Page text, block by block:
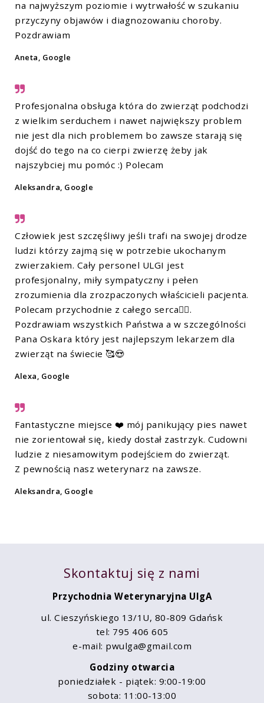
na najwyższym poziomie i wytrwałość w szukaniu
przyczyny objawów i diagnozowaniu choroby.
Pozdrawiam
Aneta, Google
Profesjonalna obsługa która do zwierząt podchodzi
z wielkim serduchem i nawet największy problem
nie jest dla nich problemem bo zawsze starają się
dojść do tego na co cierpi zwierzę żeby jak
najszybciej mu pomóc :) Polecam
Aleksandra, Google
Człowiek jest szczęśliwy jeśli trafi na swojej drodze
ludzi którzy zajmą się w potrzebie ukochanym
zwierzakiem. Cały personel ULGI jest
profesjonalny, miły sympatyczny i pełen
zrozumienia dla zrozpaczonych właścicieli pacjenta.
Polecam przychodnie z całego serca❤️‍🔥.
Pozdrawiam wszystkich Państwa a w szczególności
Pana Oskara który jest najlepszym lekarzem dla
zwierząt na świecie 🥰😍
Alexa, Google
Fantastyczne miejsce ❤️ mój panikujący pies nawet
nie zorientował się, kiedy dostał zastrzyk. Cudowni
ludzie z niesamowitym podejściem do zwierząt.
Z pewnością nasz weterynarz na zawsze.
Aleksandra, Google
Skontaktuj się z nami
Przychodnia Weterynaryjna UlgA
ul. Cieszyńskiego 13/1U, 80-809 Gdańsk
tel: 795 406 605
e-mail:
moc.liamg
agluwp
Godziny otwarcia
poniedziałek - piątek: 9:00-19:00
sobota: 11:00-13:00